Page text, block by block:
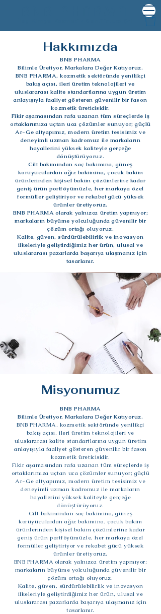
Hakkımızda
BNB PHARMA
Bilimle Üretiyor, Markalara Değer Katıyoruz.
BNB PHARMA, kozmetik sektöründe yenilikçi
bakış açısı, ileri üretim teknolojileri ve
uluslararası kalite standartlarına uygun üretim
anlayışıyla faaliyet gösteren güvenilir bir fason
kozmetik üreticisidir.
Fikir aşamasından rafa uzanan tüm süreçlerde iş
ortaklarımıza uçtan uca çözümler sunuyor; güçlü
Ar-Ge altyapımız, modern üretim tesisimiz ve
deneyimli uzman kadromuz ile markaların
hayallerini yüksek kaliteyle gerçeğe
dönüştürüyoruz.
Cilt bakımından saç bakımına, güneş
koruyuculardan ağız bakımına, çocuk bakım
ürünlerinden kişisel bakım çözümlerine kadar
geniş ürün portföyümüzle, her markaya özel
formüller geliştiriyor ve rekabet gücü yüksek
ürünler üretiyoruz.
BNB PHARMA olarak yalnızca üretim yapmıyor;
markaların büyüme yolculuğunda güvenilir bir
çözüm ortağı oluyoruz.
Kalite, güven, sürdürülebilirlik ve inovasyon
ilkeleriyle geliştirdiğimiz her ürün, ulusal ve
uluslararası pazarlarda başarıya ulaşmanız için
tasarlanır.
Misyonumuz
BNB PHARMA
Bilimle Üretiyor, Markalara Değer Katıyoruz.
BNB PHARMA, kozmetik sektöründe yenilikçi
bakış açısı, ileri üretim teknolojileri ve
uluslararası kalite standartlarına uygun üretim
anlayışıyla faaliyet gösteren güvenilir bir fason
kozmetik üreticisidir.
Fikir aşamasından rafa uzanan tüm süreçlerde iş
ortaklarımıza uçtan uca çözümler sunuyor; güçlü
Ar-Ge altyapımız, modern üretim tesisimiz ve
deneyimli uzman kadromuz ile markaların
hayallerini yüksek kaliteyle gerçeğe
dönüştürüyoruz.
Cilt bakımından saç bakımına, güneş
koruyuculardan ağız bakımına, çocuk bakım
ürünlerinden kişisel bakım çözümlerine kadar
geniş ürün portföyümüzle, her markaya özel
formüller geliştiriyor ve rekabet gücü yüksek
ürünler üretiyoruz.
BNB PHARMA olarak yalnızca üretim yapmıyor;
markaların büyüme yolculuğunda güvenilir bir
çözüm ortağı oluyoruz.
Kalite, güven, sürdürülebilirlik ve inovasyon
ilkeleriyle geliştirdiğimiz her ürün, ulusal ve
uluslararası pazarlarda başarıya ulaşmanız için
tasarlanır.